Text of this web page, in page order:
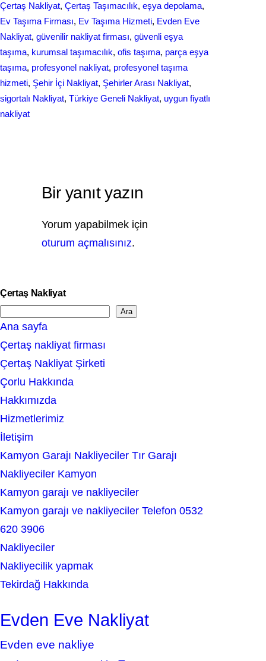
Çertaş Nakliyat, Çertaş Taşımacılık, eşya depolama
Ev Taşıma Firması, Ev Taşıma Hizmeti, Evden Eve
Nakliyat, güvenilir nakliyat firması, güvenli eşya
taşıma, kurumsal taşımacılık, ofis taşıma, parça eşya
taşıma, profesyonel nakliyat, profesyonel taşıma
hizmeti, Şehir İçi Nakliyat, Şehirler Arası Nakliyat
sigortalı Nakliyat, Türkiye Geneli Nakliyat, uygun fiyatlı
nakliyat
Bir yanıt yazın
Yorum yapabilmek için
oturum açmalısınız.
Çertaş Nakliyat
e
a
r
c
h
Ara
Ana sayfa
Çertaş nakliyat firması
Çertaş Nakliyat Şirketi
Çorlu Hakkında
Hakkımızda
Hizmetlerimiz
İletişim
Kamyon Garajı Nakliyeciler Tır Garajı
Nakliyeciler Kamyon
Kamyon garajı ve nakliyeciler
Kamyon garajı ve nakliyeciler Telefon 0532
620 3906
Nakliyeciler
Nakliyecilik yapmak
Tekirdağ Hakkında
Evden Eve Nakliyat
Evden eve nakliye